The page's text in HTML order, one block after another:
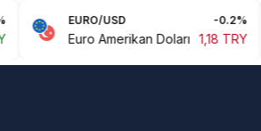
EURO/USD -0.2%
Euro Amerikan Doları 1,18 TRY